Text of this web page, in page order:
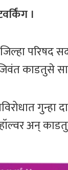
।
जिल्हा
काडतुसे
अन्